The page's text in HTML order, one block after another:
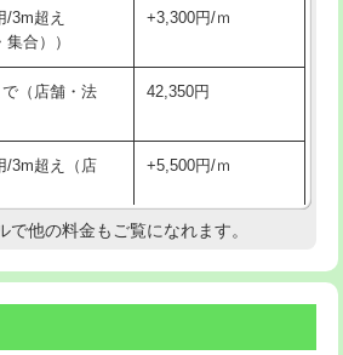
3m超え
合））
+3,300円/ｍ
（店舗・法
42,350円
3m超え（店
+5,500円/ｍ
現地調査
で他の料金もご覧になれます。